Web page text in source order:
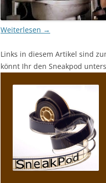
Weiterlesen →
Links in diesem Artikel sind
könnt Ihr den Sneakpod